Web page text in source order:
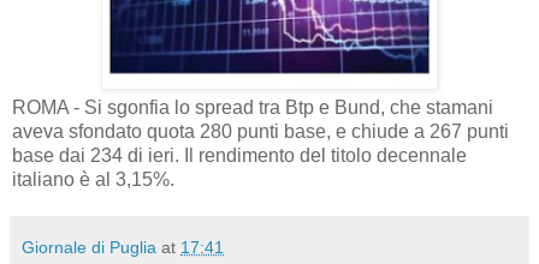
ROMA - Si sgonfia lo spread tra Btp e Bund, che stamani
aveva sfondato quota 280 punti base, e chiude a 267 punti
base dai 234 di ieri. Il rendimento del titolo decennale
italiano è al 3,15%.
Giornale di Puglia at 17:41